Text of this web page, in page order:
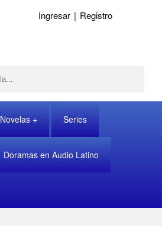
Ingresar | Registro
Novelas Series
Doramas en Audio Latino